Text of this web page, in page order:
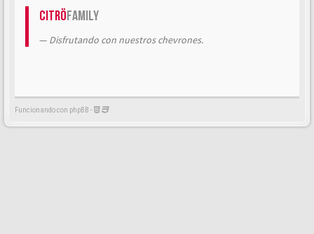
CitröFamily
Disfrutando con nuestros chevrones.
Funcionando con phpBB -